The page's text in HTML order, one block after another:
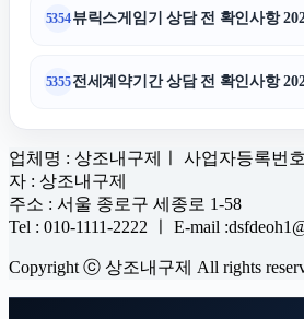
5354뷰릭스게임기 상담 전 확인사항
5355전세계약기간 상담 전 확인사항
업체명 : 상조내구제ㅣ 사업자등록번
자 : 상조내구제
주소 : 서울 종로구 세종로 1-58
Tel : 010-1111-2222 ㅣ E-mail
Copyright ⓒ 상조내구제 All rights